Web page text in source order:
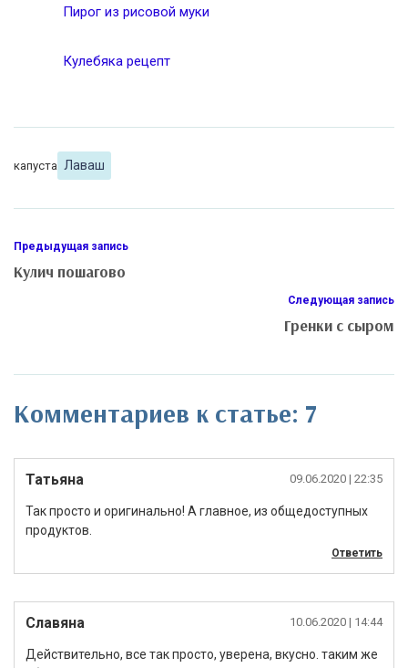
Пирог из рисовой муки
Кулебяка рецепт
капуста Лаваш
Предыдущая запись
Кулич пошагово
Следующая запись
Гренки с сыром
Комментариев к статье: 7
Татьяна 09.06.2020 | 22:35
Так просто и оригинально! А главное, из общедоступных
продуктов.
Ответить
Славяна 10.06.2020 | 14:44
Действительно, все так просто, уверена, вкусно. таким же